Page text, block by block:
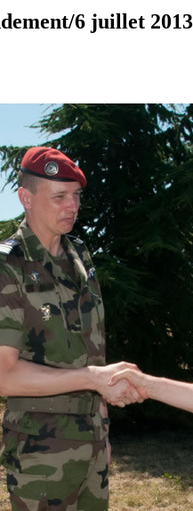
6 juillet